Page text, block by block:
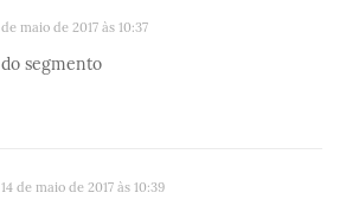
de maio de 2017 às 10:37
segmento
14 de maio de 2017 às 10:39